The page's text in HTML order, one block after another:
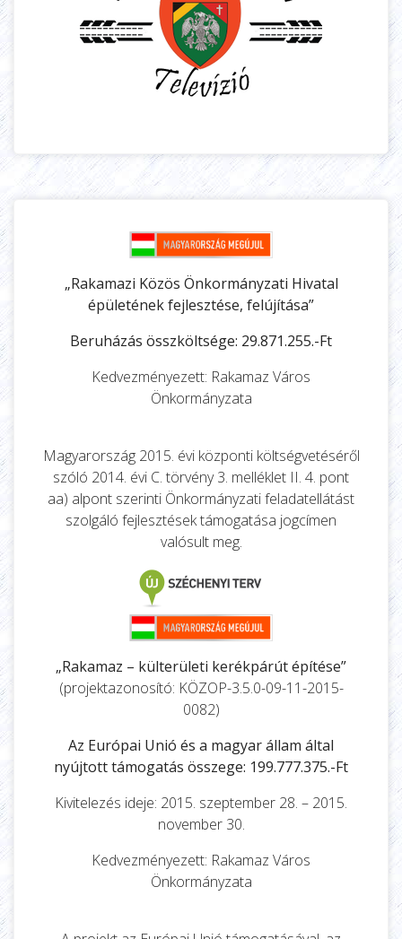
„Rakamazi Közös Önkormányzati Hivatal
épületének fejlesztése, felújítása”
Beruházás összköltsége: 29.871.255.-Ft
Kedvezményezett: Rakamaz Város
Önkormányzata
Magyarország 2015. évi központi költségvetéséről
szóló 2014. évi C. törvény 3. melléklet II. 4. pont
aa) alpont szerinti Önkormányzati feladatellátást
szolgáló fejlesztések támogatása jogcímen
valósult meg.
„Rakamaz – külterületi kerékpárút építése”
(projektazonosító: KÖZOP-3.5.0-09-11-2015-
0082)
Az Európai Unió és a magyar állam által
nyújtott támogatás összege: 199.777.375.-Ft
Kivitelezés ideje: 2015. szeptember 28. – 2015.
november 30.
Kedvezményezett: Rakamaz Város
Önkormányzata